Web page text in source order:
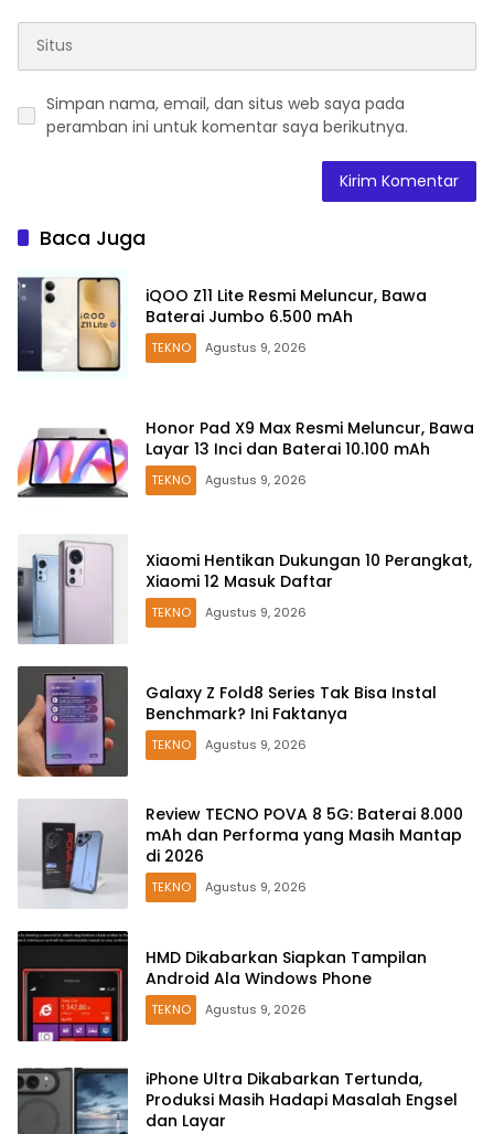
Simpan nama, email, dan situs web saya pada
peramban ini untuk komentar saya berikutnya.
Baca Juga
iQOO Z11 Lite Resmi Meluncur, Bawa
Baterai Jumbo 6.500 mAh
TEKNO Agustus 9, 2026
Honor Pad X9 Max Resmi Meluncur, Bawa
Layar 13 Inci dan Baterai 10.100 mAh
TEKNO Agustus 9, 2026
Xiaomi Hentikan Dukungan 10 Perangkat,
Xiaomi 12 Masuk Daftar
TEKNO Agustus 9, 2026
Galaxy Z Fold8 Series Tak Bisa Instal
Benchmark? Ini Faktanya
TEKNO Agustus 9, 2026
Review TECNO POVA 8 5G: Baterai 8.000
mAh dan Performa yang Masih Mantap
di 2026
TEKNO Agustus 9, 2026
HMD Dikabarkan Siapkan Tampilan
Android Ala Windows Phone
TEKNO Agustus 9, 2026
iPhone Ultra Dikabarkan Tertunda,
Produksi Masih Hadapi Masalah Engsel
dan Layar